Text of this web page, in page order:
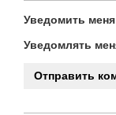
Уведомить
Уведомлять